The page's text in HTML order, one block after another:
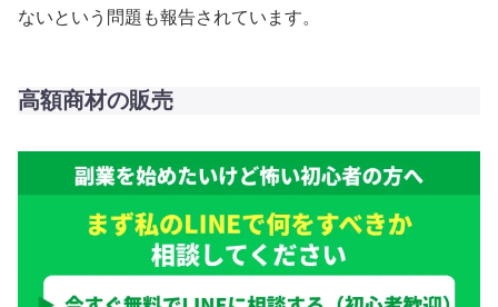
ないという問題も報告されています。
高額商材の販売